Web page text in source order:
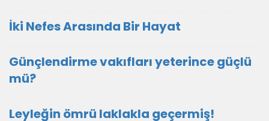
İki Nefes Arasında Bir Hayat
Günçlendirme vakıfları yeterince güçlü
mü?
Leyleğin ömrü laklakla geçermiş!